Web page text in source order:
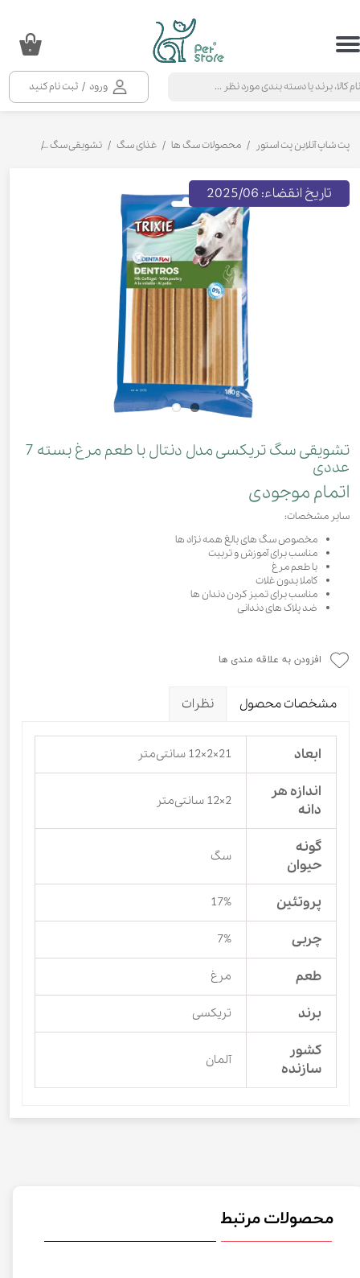
ورود / ثبت نام کنید
حساب کاربری من
خروج از حساب کاربری
۰
پت شاپ آنلاین پت استور محصولات سگ ها غذای سگ تشویقی سگ
تشویقی سگ تریکسی مدل دنتال با طعم مرغ بسته 7
عددی
اتمام موجودی
سایر مشخصات:
مخصوص سگ های بالغ همه نژاد ها
مناسب برای آموزش و تربیت
با طعم مرغ
کاملا بدون غلات
مناسب برای تمیز کردن دندان ها
ضد پلاک های دندانی
تاریخ انقضاء: 2025/06
افزودن به علاقه مندی ها
مشخصات محصول نظرات
ابعاد 21×2×12 سانتی‌متر
اندازه هر
دانه
2×12 سانتی‌متر
گونه
حیوان
سگ
پروتئین 17%
چربی 7%
طعم مرغ
برند تریکسی
کشور
سازنده
آلمان
محصولات مرتبط